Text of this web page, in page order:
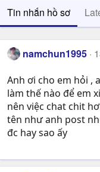
Tin nhắn hồ sơ
namchun1995
Anh ơi cho em hỏi ,
làm thế nào để em
nên việc chat chit
tên như anh post
đc hay sao ấy